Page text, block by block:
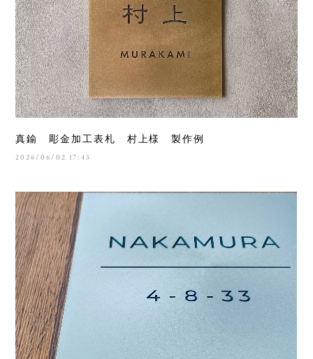
真鍮 彫金加工表札 村上様 製作例
2026/06/02 17:43